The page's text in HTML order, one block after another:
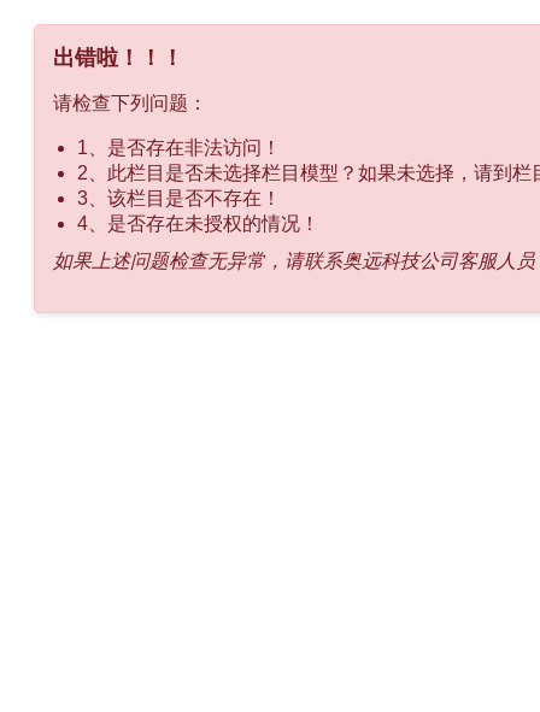
出错啦！！！
请检查下列问题：
1、是否存在非法访问！
2、此栏目是否未选择栏目模型？如果未选择，请到
3、该栏目是否不存在！
4、是否存在未授权的情况！
如果上述问题检查无异常，请联系奥远科技公司客服人